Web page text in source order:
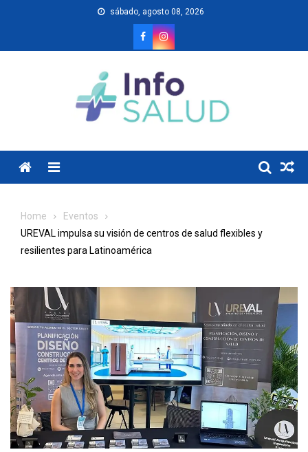
sábado, agosto 08, 2026
Menu
Home
Eventos
UREVAL impulsa su visión de centros de salud flexibles y
resilientes para Latinoamérica